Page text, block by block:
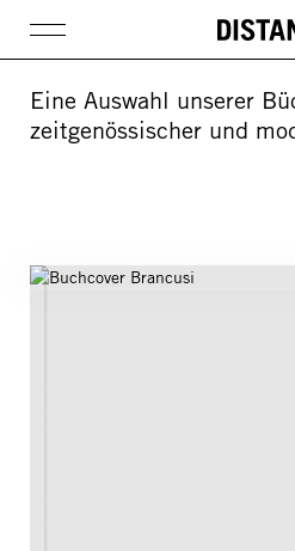
Eine Auswahl unserer
zeitgenössischer und